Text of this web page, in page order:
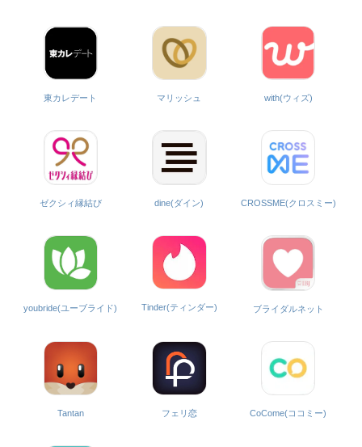
東カレデート マリッシュ with(ウィズ)
ゼクシィ縁結び dine(ダイン) CROSSME(クロスミー)
youbride(ユーブライド) Tinder(ティンダー) ブライダルネット
Tantan フェリ恋 CoCome(ココミー)